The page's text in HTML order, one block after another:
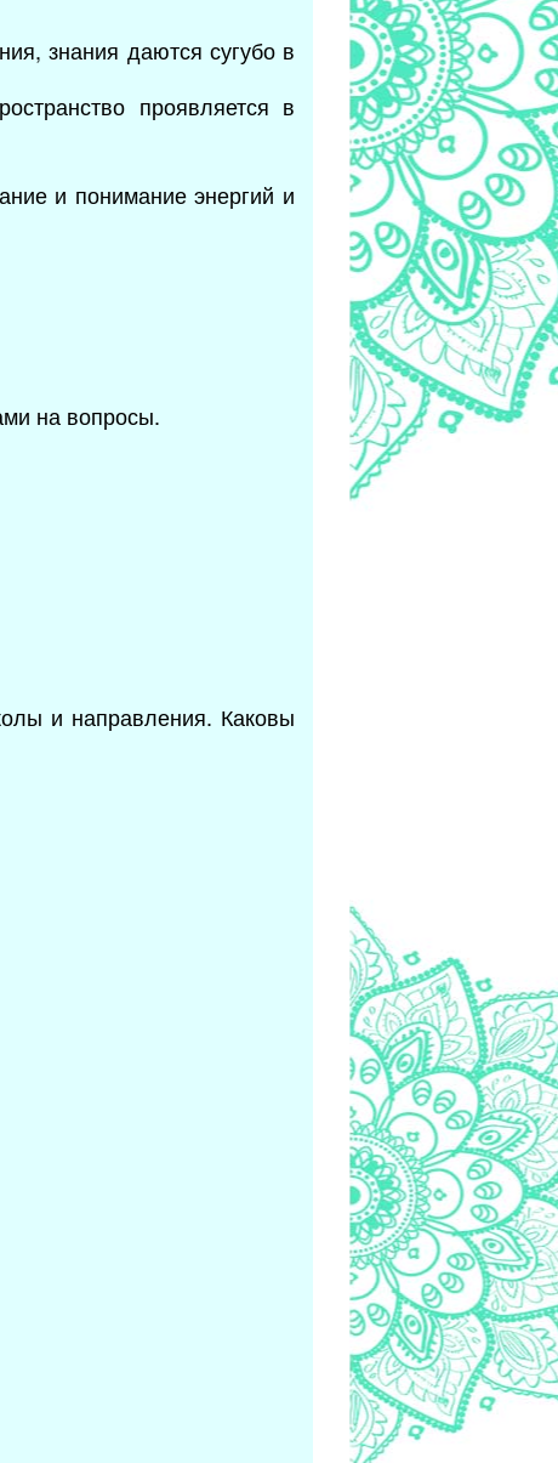
знания даются сугубо в
проявляется в
и понимание энергий и
на вопросы.
и направления. Каковы